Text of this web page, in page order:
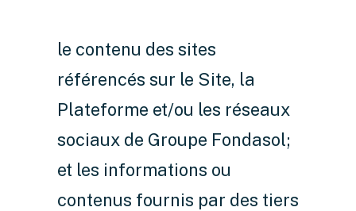
le contenu des sites
référencés sur le Site, la
Plateforme et/ou les réseaux
sociaux de Groupe Fondasol;
et les informations ou
contenus fournis par des tiers